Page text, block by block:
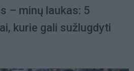
– minų laukas: 5
kurie gali sužlugdyti